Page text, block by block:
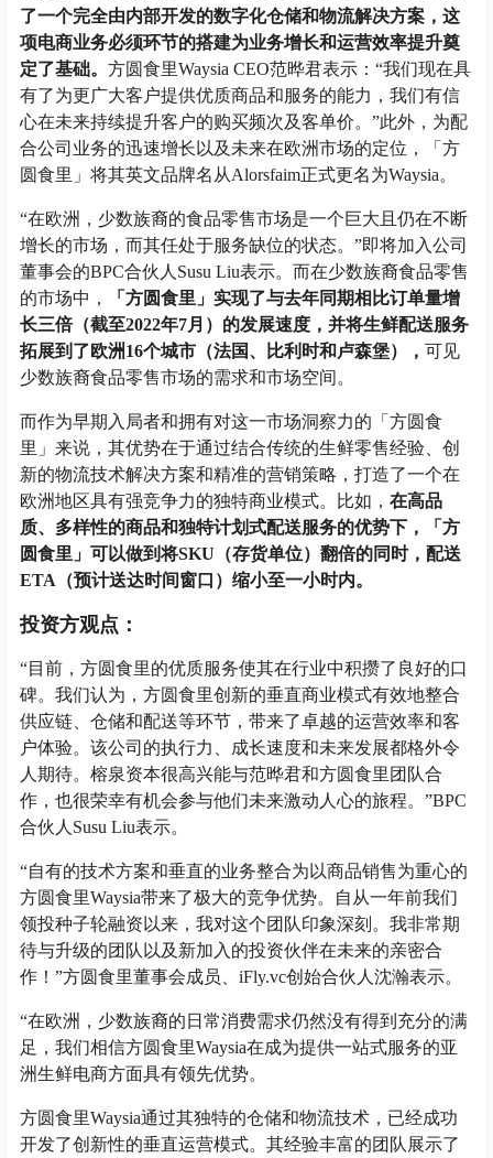
了一个完全由内部开发的数字化仓储和物流解决方案，这
项电商业务必须环节的搭建为业务增长和运营效率提升奠
定了基础。 方圆食里Waysia CEO范晔君表示：“我们现在具
有了为更广大客户提供优质商品和服务的能力，我们有信
心在未来持续提升客户的购买频次及客单价。”此外，为配
合公司业务的迅速增长以及未来在欧洲市场的定位，「方
圆食里」将其英文品牌名从Alorsfaim正式更名为Waysia。
“在欧洲，少数族裔的食品零售市场是一个巨大且仍在不断
增长的市场，而其任处于服务缺位的状态。”即将加入公司
董事会的BPC合伙人Susu Liu表示。而在少数族裔食品零售
的市场中，
「方圆食里」实现了与去年同期相比订单量增
长三倍（截至2022年7月）的发展速度，并将生鲜配送服务
拓展到了欧洲16个城市（法国、比利时和卢森堡）， 可见
少数族裔食品零售市场的需求和市场空间。
而作为早期入局者和拥有对这一市场洞察力的「方圆食
里」来说，其优势在于通过结合传统的生鲜零售经验、创
新的物流技术解决方案和精准的营销策略，打造了一个在
欧洲地区具有强竞争力的独特商业模式。比如， 在高品
质、多样性的商品和独特计划式配送服务的优势下，「方
圆食里」可以做到将SKU（存货单位）翻倍的同时，配送
ETA（预计送达时间窗口）缩小至一小时内。
投资方观点：
“目前，方圆食里的优质服务使其在行业中积攒了良好的口
碑。我们认为，方圆食里创新的垂直商业模式有效地整合
供应链、仓储和配送等环节，带来了卓越的运营效率和客
户体验。该公司的执行力、成长速度和未来发展都格外令
人期待。榕泉资本很高兴能与范晔君和方圆食里团队合
作，也很荣幸有机会参与他们未来激动人心的旅程。”BPC
合伙人Susu Liu表示。
“自有的技术方案和垂直的业务整合为以商品销售为重心的
方圆食里Waysia带来了极大的竞争优势。自从一年前我们
领投种子轮融资以来，我对这个团队印象深刻。我非常期
待与升级的团队以及新加入的投资伙伴在未来的亲密合
作！”方圆食里董事会成员、iFly.vc创始合伙人沈瀚表示。
“在欧洲，少数族裔的日常消费需求仍然没有得到充分的满
足，我们相信方圆食里Waysia在成为提供一站式服务的亚
洲生鲜电商方面具有领先优势。
方圆食里Waysia通过其独特的仓储和物流技术，已经成功
开发了创新性的垂直运营模式。其经验丰富的团队展示了